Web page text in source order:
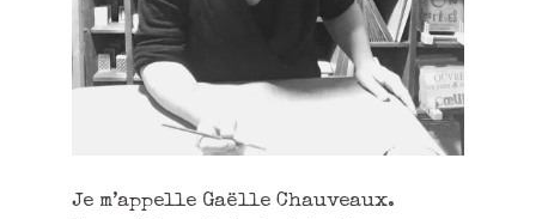
Je m’appelle Gaëlle Chauveaux.